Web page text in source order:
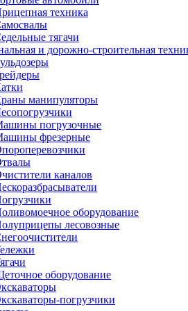
техника
тягачи
и дорожно-строительная
манипуляторы
погрузочные
фрезерные
каналов
оборудование
лесовозные
оборудование
погрузчики